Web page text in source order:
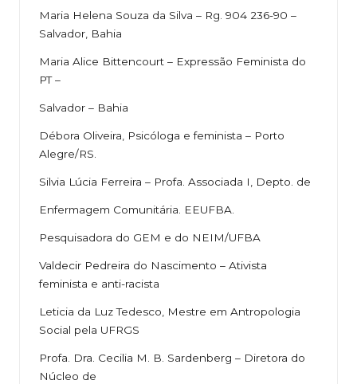
Maria Helena Souza da Silva – Rg. 904 236-90 –
Salvador, Bahia
Maria Alice Bittencourt – Expressão Feminista do
PT –
Salvador – Bahia
Débora Oliveira, Psicóloga e feminista – Porto
Alegre/RS.
Silvia Lúcia Ferreira – Profa. Associada I, Depto. de
Enfermagem Comunitária. EEUFBA.
Pesquisadora do GEM e do NEIM/UFBA
Valdecir Pedreira do Nascimento – Ativista
feminista e anti-racista
Leticia da Luz Tedesco, Mestre em Antropologia
Social pela UFRGS
Profa. Dra. Cecilia M. B. Sardenberg – Diretora do
Núcleo de